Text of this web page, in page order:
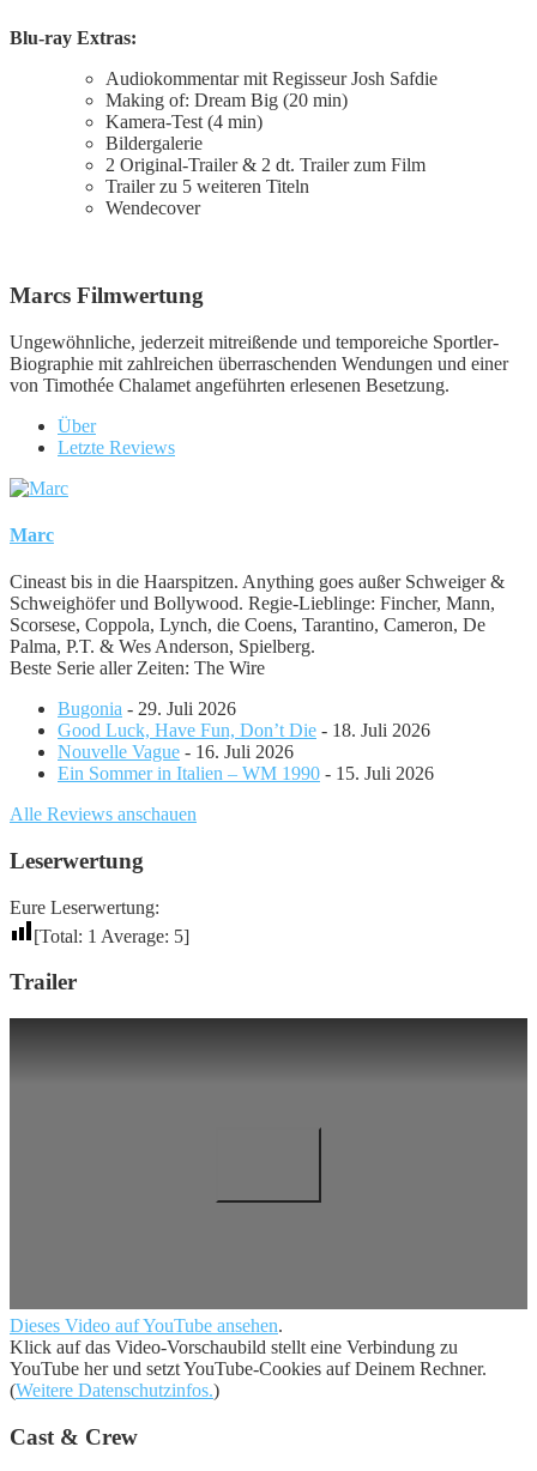
Blu-ray Extras:
Audiokommentar mit Regisseur Josh Safdie
Making of: Dream Big (20 min)
Kamera-Test (4 min)
Bildergalerie
2 Original-Trailer & 2 dt. Trailer zum Film
Trailer zu 5 weiteren Titeln
Wendecover
Marcs Filmwertung
Ungewöhnliche, jederzeit mitreißende und temporeiche Sportler-
Biographie mit zahlreichen überraschenden Wendungen und einer
von Timothée Chalamet angeführten erlesenen Besetzung.
Über
Letzte Reviews
Marc
Cineast bis in die Haarspitzen. Anything goes außer Schweiger &
Schweighöfer und Bollywood. Regie-Lieblinge: Fincher, Mann,
Scorsese, Coppola, Lynch, die Coens, Tarantino, Cameron, De
Palma, P.T. & Wes Anderson, Spielberg.
Beste Serie aller Zeiten: The Wire
Bugonia - 29. Juli 2026
Good Luck, Have Fun, Don’t Die - 18. Juli 2026
Nouvelle Vague - 16. Juli 2026
Ein Sommer in Italien – WM 1990 - 15. Juli 2026
Alle Reviews anschauen
Leserwertung
Eure Leserwertung:
[Total: 1 Average: 5]
Trailer
Dieses Video auf YouTube ansehen.
Klick auf das Video-Vorschaubild stellt eine Verbindung zu
YouTube her und setzt YouTube-Cookies auf Deinem Rechner.
(Weitere Datenschutzinfos.)
Cast & Crew